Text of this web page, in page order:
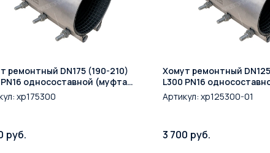
ремонтный DN175 (190-210)
PN16 односоставной (муфта
хр175300
руб.
Хомут ремонтный
L300 PN16
свертная)
Артикул: хр125300-01
3 700 руб.